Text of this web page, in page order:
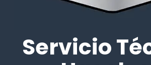
Servicio